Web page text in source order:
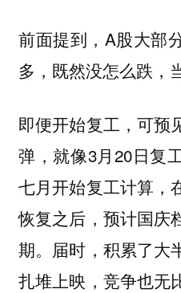
前面提到，A股大部
多，既然没怎么跌，
即便开始复工，可预
弹，就像3月20日复
七月开始复工计算，
恢复之后，预计国庆
期。届时，积累了大
扎堆上映，竞争也无